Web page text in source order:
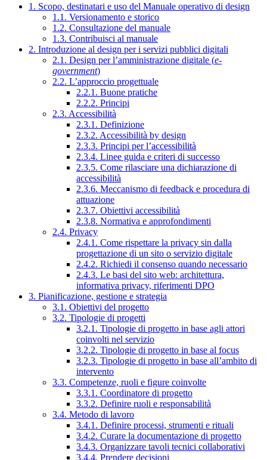
1. Scopo, destinatari e uso del Manuale operativo di design
1.1. Versionamento e storico
1.2. Consultazione del manuale
1.3. Contribuisci al manuale
2. Introduzione al design per i servizi pubblici digitali
2.1. Design per l’amministrazione digitale (e-
government)
2.2. L’approccio progettuale
2.2.1. Buone pratiche
2.2.2. Principi
2.3. Accessibilità
2.3.1. Definizione
2.3.2. Accessibilità by design
2.3.3. Principi per l’accessibilità
2.3.4. Linee guida e criteri di successo
2.3.5. Come rilasciare una dichiarazione di
accessibilità
2.3.6. Meccanismo di feedback e procedura di
attuazione
2.3.7. Obiettivi accessibilità
2.3.8. Normativa e approfondimenti
2.4. Privacy
2.4.1. Come rispettare la privacy sin dalla
progettazione di un sito o servizio digitale
2.4.2. Richiedi il consenso quando necessario
2.4.3. Le basi del sito web: architettura,
informativa privacy, riferimenti DPO
3. Pianificazione, gestione e strategia
3.1. Obiettivi del progetto
3.2. Tipologie di progetti
3.2.1. Tipologie di progetto in base agli attori
coinvolti nel servizio
3.2.2. Tipologie di progetto in base al focus
3.2.3. Tipologie di progetto in base all’ambito di
intervento
3.3. Competenze, ruoli e figure coinvolte
3.3.1. Coordinatore di progetto
3.3.2. Definire ruoli e responsabilità
3.4. Metodo di lavoro
3.4.1. Definire processi, strumenti e rituali
3.4.2. Curare la documentazione di progetto
3.4.3. Organizzare tavoli tecnici collaborativi
3.4.4. Prendere decisioni